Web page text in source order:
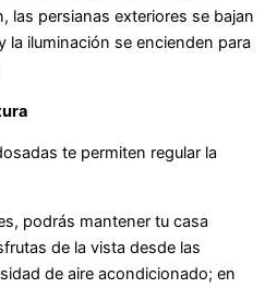
las persianas exteriores se bajan
la iluminación se encienden para
te permiten regular la
podrás mantener tu casa
de la vista desde las
de aire acondicionado; en